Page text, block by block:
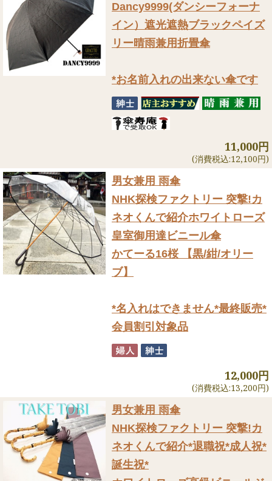
Dancy9999(ダンシーフォーナ
イン）遮光遮熱ブラックペイズ
リー晴雨兼用折畳傘
*お名前入れの出来ない傘です
11,000円
(消費税込:12,100円)
男女兼用 雨傘
NHK探検ファクトリー 突撃!カ
ネオくんで紹介ホワイトローズ
皇室御用達ビニール傘
かてーる16桜 【黒/紺/オリー
ブ】
*名入れはできません*最終販売*
会員割引対象品
12,000円
(消費税込:13,200円)
男女兼用 雨傘
NHK探検ファクトリー 突撃!カ
ネオくんで紹介*退職祝*成人祝*
誕生祝*